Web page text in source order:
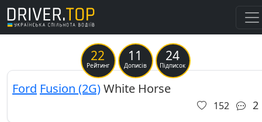
22
Рейтинг
11
Дописів
24
Підписок
Previous
Ford Fusion (2G)White Horse
152 2